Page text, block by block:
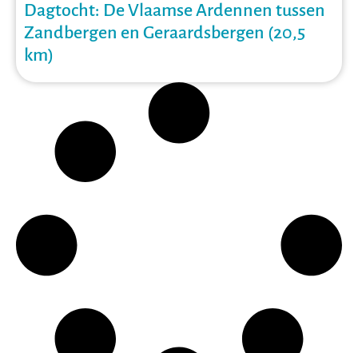
Dagtocht: De Vlaamse Ardennen tussen
Zandbergen en Geraardsbergen (20,5
km)